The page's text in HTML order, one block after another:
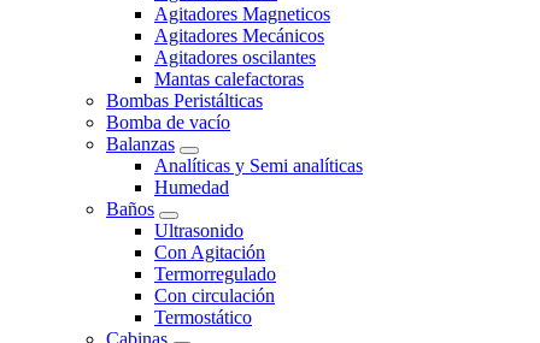
Agitadores Magneticos
Agitadores Mecánicos
Agitadores oscilantes
Mantas calefactoras
Bombas Peristálticas
Bomba de vacío
Balanzas
Analíticas y Semi analíticas
Humedad
Baños
Ultrasonido
Con Agitación
Termorregulado
Con circulación
Termostático
Cabinas